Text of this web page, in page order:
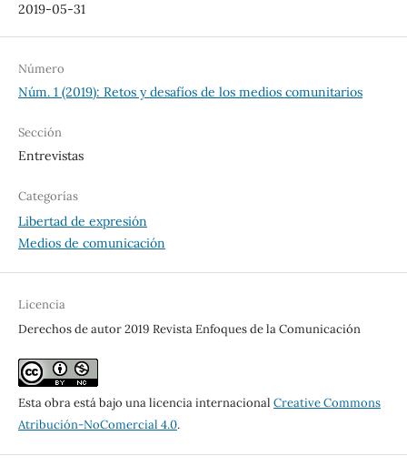
2019-05-31
Número
Núm. 1 (2019): Retos y desafíos de los medios comunitarios
Sección
Entrevistas
Categorías
Libertad de expresión
Medios de comunicación
Licencia
Derechos de autor 2019 Revista Enfoques de la Comunicación
Esta obra está bajo una licencia internacional Creative Commons
Atribución-NoComercial 4.0.